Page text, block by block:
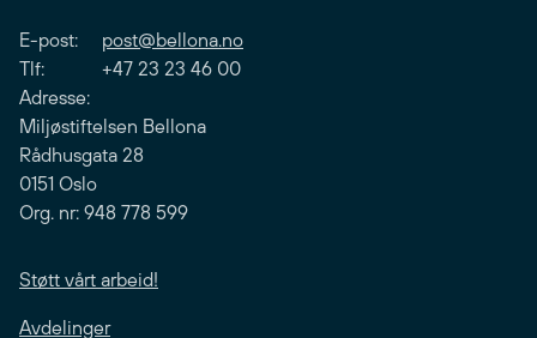
E-post: post@bellona.no
Tlf: +47 23 23 46 00
Adresse:
Miljøstiftelsen Bellona
Rådhusgata 28
0151 Oslo
Org. nr: 948 778 599
Støtt vårt arbeid!
Avdelinger